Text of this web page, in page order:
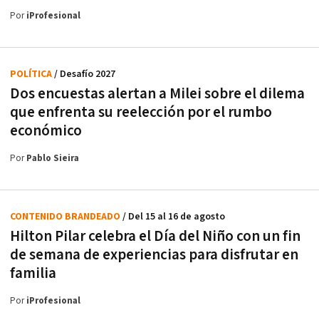
PoriProfesional
Dos encuestas alertan a Milei sobre el dilema
que enfrenta su reelección por el rumbo
económico
POLÍTICA/ Desafío 2027
PorPablo Sieira
Hilton Pilar celebra el Día del Niño con un fin
de semana de experiencias para disfrutar en
familia
CONTENIDO BRANDEADO / Del 15 al 16 de agosto
PoriProfesional